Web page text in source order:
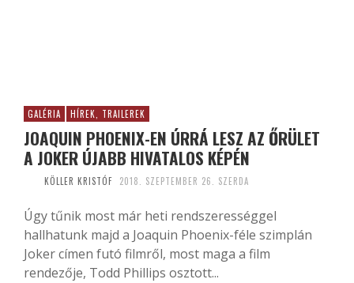
GALÉRIA HÍREK, TRAILEREK
JOAQUIN PHOENIX-EN ÚRRÁ LESZ AZ ŐRÜLET
A JOKER ÚJABB HIVATALOS KÉPÉN
KÖLLER KRISTÓF 2018. SZEPTEMBER 26. SZERDA
Úgy tűnik most már heti rendszerességgel
hallhatunk majd a Joaquin Phoenix-féle szimplán
Joker címen futó filmről, most maga a film
rendezője, Todd Phillips osztott...